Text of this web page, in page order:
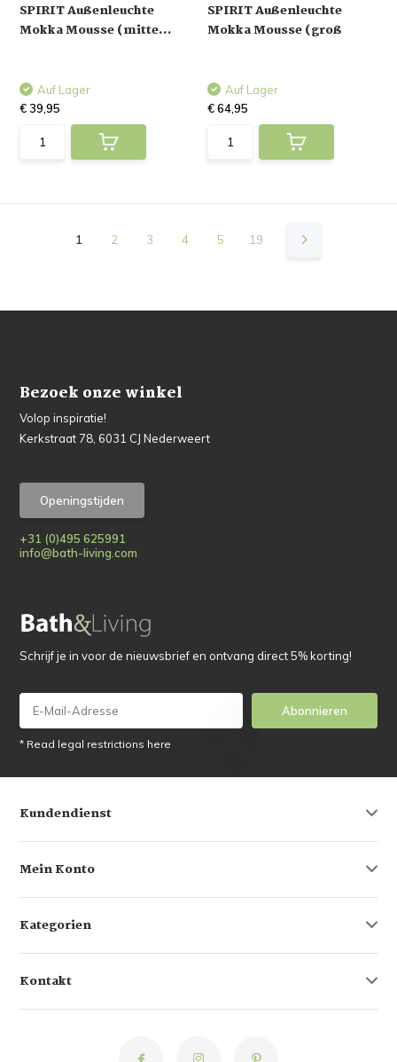
SPIRIT Außenleuchte
Mokka Mousse (mitte...
Auf Lager
€ 39,95
SPIRIT Außenleuchte
Mokka Mousse (groß
Auf Lager
€ 64,95
1 2 3 4 5 19
Bezoek onze winkel
Volop inspiratie!
Kerkstraat 78, 6031 CJ Nederweert
Openingstijden
+31 (0)495 625991
info@bath-living.com
Schrijf je in voor de nieuwsbrief en ontvang direct 5% korting!
Abonnieren
* Read legal restrictions here
Kundendienst
Mein Konto
Kategorien
Kontakt